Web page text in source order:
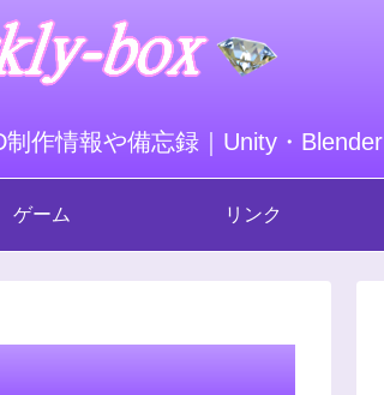
作情報や備忘録｜Unity・Blender
ゲーム リンク